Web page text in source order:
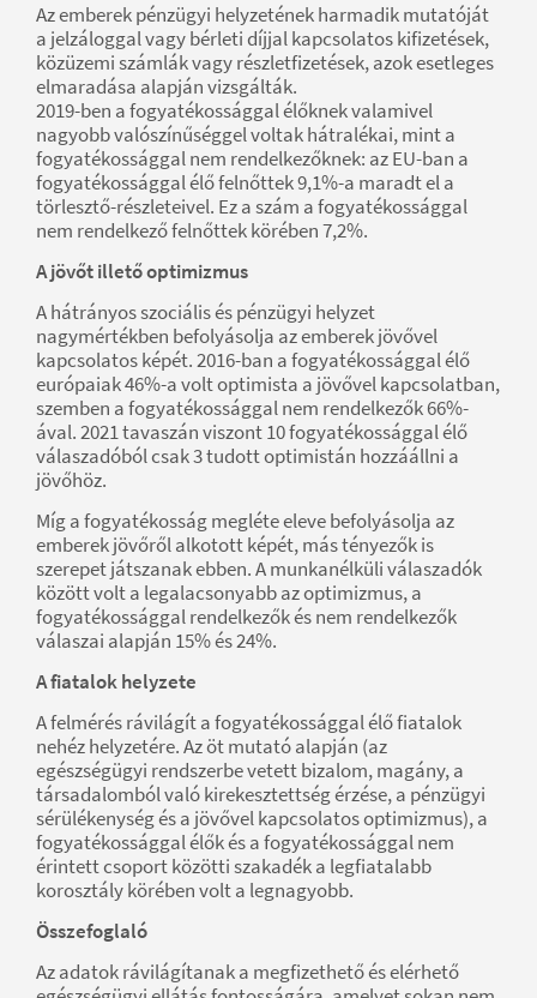
Az emberek pénzügyi helyzetének harmadik mutatóját
a jelzáloggal vagy bérleti díjjal kapcsolatos kifizetések,
közüzemi számlák vagy részletfizetések, azok esetleges
elmaradása alapján vizsgálták.
2019-ben a fogyatékossággal élőknek valamivel
nagyobb valószínűséggel voltak hátralékai, mint a
fogyatékossággal nem rendelkezőknek: az EU-ban a
fogyatékossággal élő felnőttek 9,1%-a maradt el a
törlesztő-részleteivel. Ez a szám a fogyatékossággal
nem rendelkező felnőttek körében 7,2%.
A jövőt illető optimizmus
A hátrányos szociális és pénzügyi helyzet
nagymértékben befolyásolja az emberek jövővel
kapcsolatos képét. 2016-ban a fogyatékossággal élő
európaiak 46%-a volt optimista a jövővel kapcsolatban,
szemben a fogyatékossággal nem rendelkezők 66%-
ával. 2021 tavaszán viszont 10 fogyatékossággal élő
válaszadóból csak 3 tudott optimistán hozzáállni a
jövőhöz.
Míg a fogyatékosság megléte eleve befolyásolja az
emberek jövőről alkotott képét, más tényezők is
szerepet játszanak ebben. A munkanélküli válaszadók
között volt a legalacsonyabb az optimizmus, a
fogyatékossággal rendelkezők és nem rendelkezők
válaszai alapján 15% és 24%.
A fiatalok helyzete
A felmérés rávilágít a fogyatékossággal élő fiatalok
nehéz helyzetére. Az öt mutató alapján (az
egészségügyi rendszerbe vetett bizalom, magány, a
társadalomból való kirekesztettség érzése, a pénzügyi
sérülékenység és a jövővel kapcsolatos optimizmus), a
fogyatékossággal élők és a fogyatékossággal nem
érintett csoport közötti szakadék a legfiatalabb
korosztály körében volt a legnagyobb.
Összefoglaló
Az adatok rávilágítanak a megfizethető és elérhető